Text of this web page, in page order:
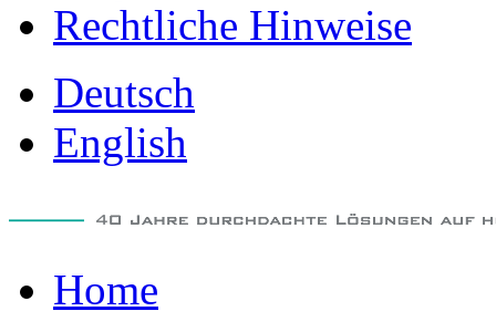
Rechtliche Hinweise
Deutsch
English
Home